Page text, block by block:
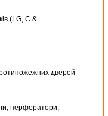
(LG, C &...
дверей -
перфоратори,